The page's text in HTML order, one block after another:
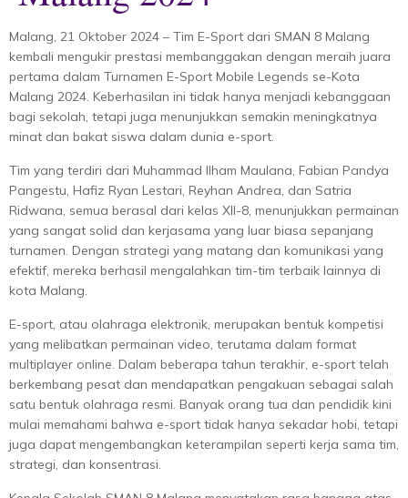
Malang, 21 Oktober 2024 – Tim E-Sport dari SMAN 8 Malang
kembali mengukir prestasi membanggakan dengan meraih juara
pertama dalam Turnamen E-Sport Mobile Legends se-Kota
Malang 2024. Keberhasilan ini tidak hanya menjadi kebanggaan
bagi sekolah, tetapi juga menunjukkan semakin meningkatnya
minat dan bakat siswa dalam dunia e-sport.
Tim yang terdiri dari Muhammad Ilham Maulana, Fabian Pandya
Pangestu, Hafiz Ryan Lestari, Reyhan Andrea, dan Satria
Ridwana, semua berasal dari kelas XII-8, menunjukkan permainan
yang sangat solid dan kerjasama yang luar biasa sepanjang
turnamen. Dengan strategi yang matang dan komunikasi yang
efektif, mereka berhasil mengalahkan tim-tim terbaik lainnya di
kota Malang.
E-sport, atau olahraga elektronik, merupakan bentuk kompetisi
yang melibatkan permainan video, terutama dalam format
multiplayer online. Dalam beberapa tahun terakhir, e-sport telah
berkembang pesat dan mendapatkan pengakuan sebagai salah
satu bentuk olahraga resmi. Banyak orang tua dan pendidik kini
mulai memahami bahwa e-sport tidak hanya sekadar hobi, tetapi
juga dapat mengembangkan keterampilan seperti kerja sama tim,
strategi, dan konsentrasi.